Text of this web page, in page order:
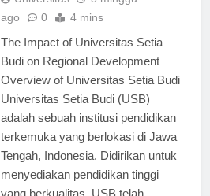
Universitas
3 minggu
The Impact of Universitas Setia
Budi on Regional Development
Overview of Universitas Setia Budi
Universitas Setia Budi (USB)
adalah sebuah institusi pendidikan
terkemuka yang berlokasi di Jawa
Tengah, Indonesia. Didirikan untuk
menyediakan pendidikan tinggi